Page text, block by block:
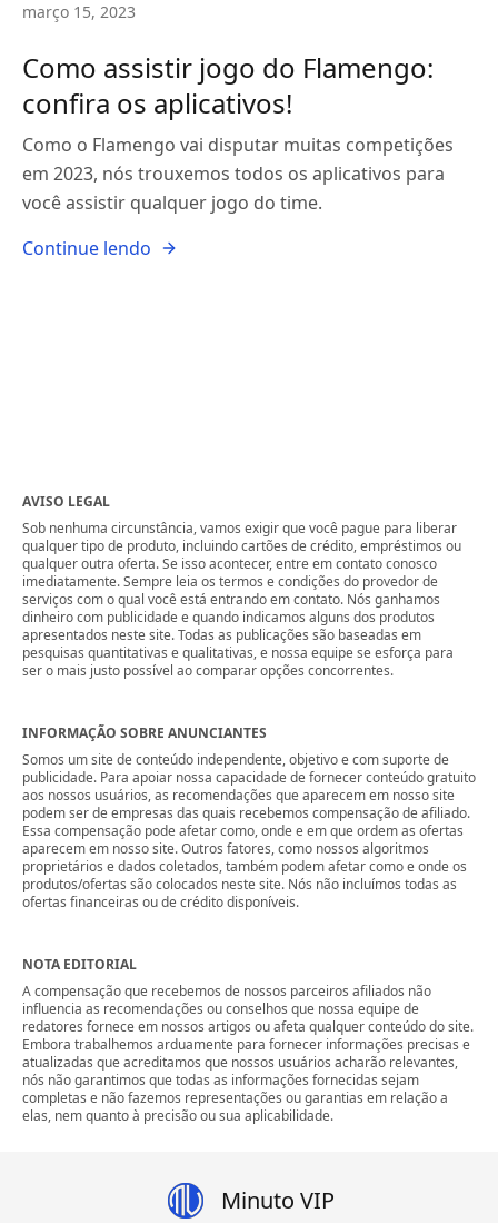
março 15, 2023
Como assistir jogo do Flamengo:
confira os aplicativos!
Como o Flamengo vai disputar muitas competições
em 2023, nós trouxemos todos os aplicativos para
você assistir qualquer jogo do time.
Continue lendo
AVISO LEGAL
Sob nenhuma circunstância, vamos exigir que você pague para liberar
qualquer tipo de produto, incluindo cartões de crédito, empréstimos ou
qualquer outra oferta. Se isso acontecer, entre em contato conosco
imediatamente. Sempre leia os termos e condições do provedor de
serviços com o qual você está entrando em contato. Nós ganhamos
dinheiro com publicidade e quando indicamos alguns dos produtos
apresentados neste site. Todas as publicações são baseadas em
pesquisas quantitativas e qualitativas, e nossa equipe se esforça para
ser o mais justo possível ao comparar opções concorrentes.
INFORMAÇÃO SOBRE ANUNCIANTES
Somos um site de conteúdo independente, objetivo e com suporte de
publicidade. Para apoiar nossa capacidade de fornecer conteúdo gratuito
aos nossos usuários, as recomendações que aparecem em nosso site
podem ser de empresas das quais recebemos compensação de afiliado.
Essa compensação pode afetar como, onde e em que ordem as ofertas
aparecem em nosso site. Outros fatores, como nossos algoritmos
proprietários e dados coletados, também podem afetar como e onde os
produtos/ofertas são colocados neste site. Nós não incluímos todas as
ofertas financeiras ou de crédito disponíveis.
NOTA EDITORIAL
A compensação que recebemos de nossos parceiros afiliados não
influencia as recomendações ou conselhos que nossa equipe de
redatores fornece em nossos artigos ou afeta qualquer conteúdo do site.
Embora trabalhemos arduamente para fornecer informações precisas e
atualizadas que acreditamos que nossos usuários acharão relevantes,
nós não garantimos que todas as informações fornecidas sejam
completas e não fazemos representações ou garantias em relação a
elas, nem quanto à precisão ou sua aplicabilidade.
Minuto VIP